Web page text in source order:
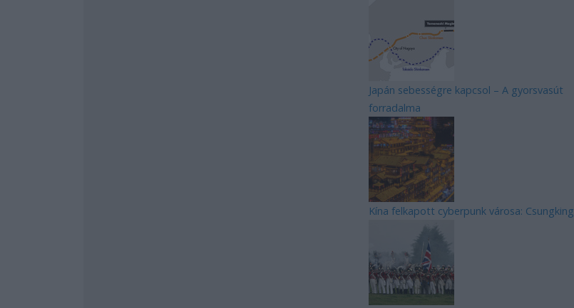
Japán sebességre kapcsol – A gyorsvasút
forradalma
Kína felkapott cyberpunk városa: Csungking